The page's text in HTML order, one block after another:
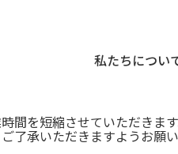
私たちについ
間を短縮させていただきます
了承いただきますようお願い